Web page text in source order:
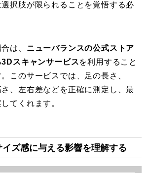
択肢が限られることを覚悟する必
は、 ニューバランスの公式ストア
スキャンサービスを利用すること
このサービスでは、足の長さ、
、左右差などを正確に測定し、最
てくれます。
ズ感に与える影響を理解する